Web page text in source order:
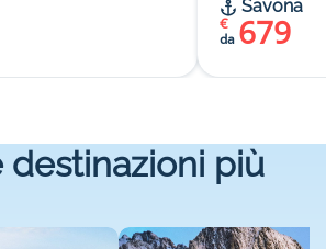
Savona
da 679
€
destinazioni più